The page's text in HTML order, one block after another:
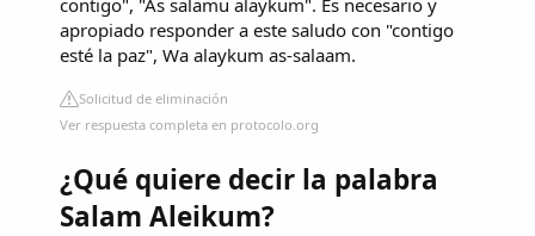
contigo", "As salamu alaykum". Es necesario y
apropiado responder a este saludo con "contigo
esté la paz", Wa alaykum as-salaam.
Solicitud de eliminación
Ver respuesta completa en protocolo.org
¿Qué quiere decir la palabra
Salam Aleikum?